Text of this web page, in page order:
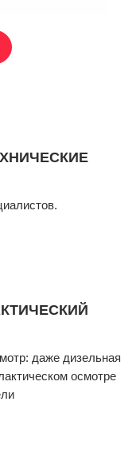
даже дизельная
осмотре